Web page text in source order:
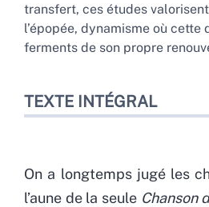
transfert, ces études
l’épopée, dynamisme où cette
ferments de son propre
TEXTE INTÉGRAL
On a longtemps jugé les
l’aune de la seule Chanson